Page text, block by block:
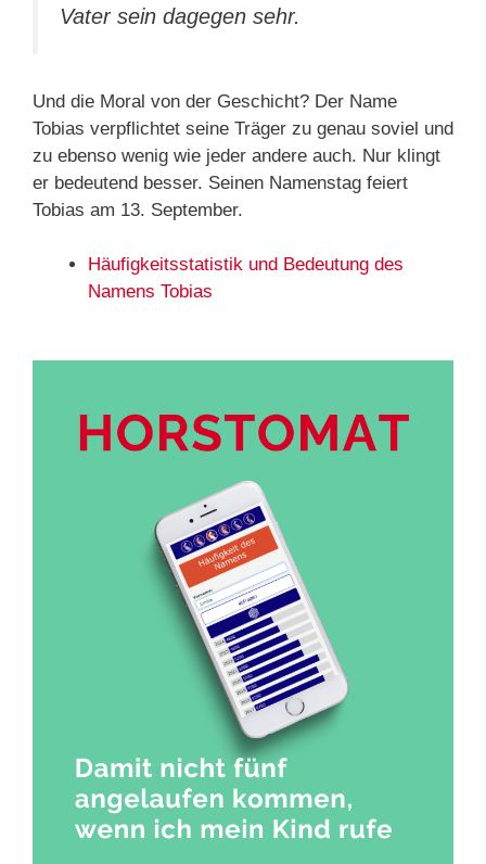
Vater sein dagegen sehr.
Und die Moral von der Geschicht? Der Name
Tobias verpflichtet seine Träger zu genau soviel und
zu ebenso wenig wie jeder andere auch. Nur klingt
er bedeutend besser. Seinen Namenstag feiert
Tobias am 13. September.
Häufigkeitsstatistik und Bedeutung des
Namens Tobias